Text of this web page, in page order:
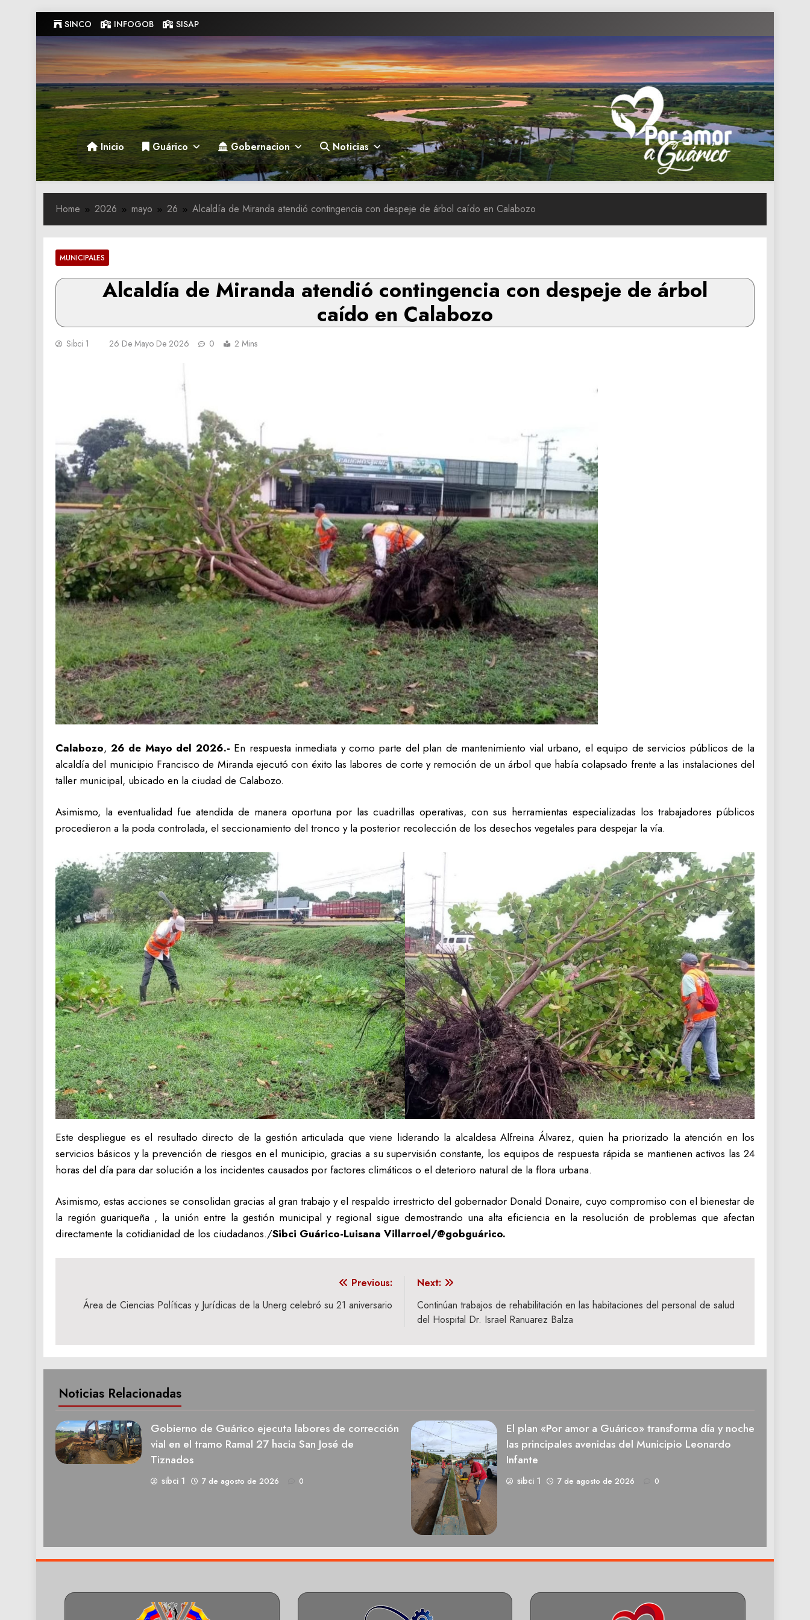
to
content
SINCO INFOGOB SISAP
Gobernacion de Guarico
Gobernacion de Guarico
Inicio Guárico Gobernacion Noticias
Home 2026 mayo 26 Alcaldía de Miranda atendió contingencia con despeje de árbol caído en Calabozo
MUNICIPALES
Alcaldía de Miranda atendió contingencia con despeje de árbol
caído en Calabozo
Sibci 1 26 De Mayo De 2026 0 2 Mins
Calabozo, 26 de Mayo del 2026.- En respuesta inmediata y como parte del plan de mantenimiento vial urbano, el equipo de servicios públicos de la
alcaldía del municipio Francisco de Miranda ejecutó con éxito las labores de corte y remoción de un árbol que había colapsado frente a las instalaciones del
taller municipal, ubicado en la ciudad de Calabozo.
Asimismo, la eventualidad fue atendida de manera oportuna por las cuadrillas operativas, con sus herramientas especializadas los trabajadores públicos
procedieron a la poda controlada, el seccionamiento del tronco y la posterior recolección de los desechos vegetales para despejar la vía.
Este despliegue es el resultado directo de la gestión articulada que viene liderando la alcaldesa Alfreina Álvarez, quien ha priorizado la atención en los
servicios básicos y la prevención de riesgos en el municipio, gracias a su supervisión constante, los equipos de respuesta rápida se mantienen activos las 24
horas del día para dar solución a los incidentes causados por factores climáticos o el deterioro natural de la flora urbana.
Asimismo, estas acciones se consolidan gracias al gran trabajo y el respaldo irrestricto del gobernador Donald Donaire, cuyo compromiso con el bienestar de
la región guariqueña , la unión entre la gestión municipal y regional sigue demostrando una alta eficiencia en la resolución de problemas que afectan
directamente la cotidianidad de los ciudadanos./Sibci Guárico-Luisana Villarroel/@gobguárico.
de
Previous:
Área de Ciencias Políticas y Jurídicas de la Unerg celebró su 21 aniversario
Next:
Continúan trabajos de rehabilitación en las habitaciones del personal de salud
del Hospital Dr. Israel Ranuarez Balza
Noticias Relacionadas
Gobierno de Guárico ejecuta labores de corrección
vial en el tramo Ramal 27 hacia San José de
Tiznados
sibci 1 7 de agosto de 2026 0
El plan «Por amor a Guárico» transforma día y noche
las principales avenidas del Municipio Leonardo
Infante
sibci 1 7 de agosto de 2026 0